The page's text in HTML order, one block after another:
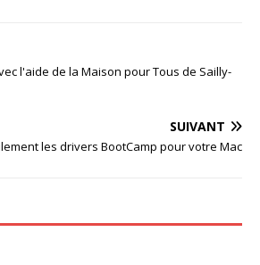
l'aide de la Maison pour Tous de Sailly-
SUIVANT
les drivers BootCamp pour votre Mac